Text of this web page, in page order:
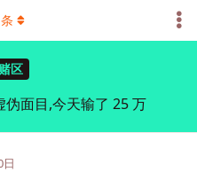
区
面目,今天输了 25 万
条